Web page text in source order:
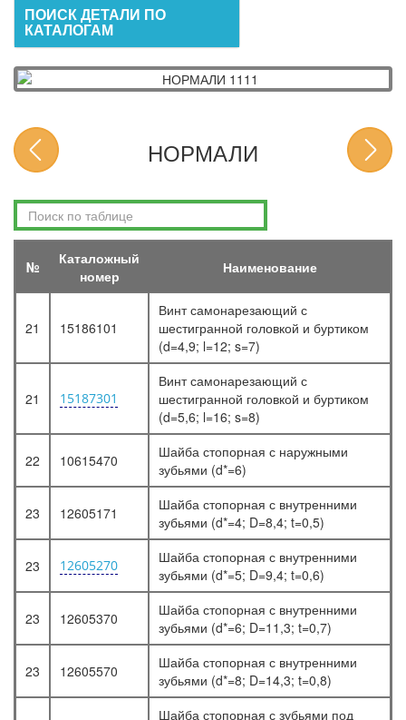
ПОИСК ДЕТАЛИ ПО
КАТАЛОГАМ
НОРМАЛИ
№
Каталожный
номер
Наименование
21 15186101
Винт самонарезающий с
шестигранной головкой и буртиком
(d=4,9; l=12; s=7)
21 15187301
Винт самонарезающий с
шестигранной головкой и буртиком
(d=5,6; l=16; s=8)
22 10615470
Шайба стопорная с наружными
зубьями (d*=6)
23 12605171
Шайба стопорная с внутренними
зубьями (d*=4; D=8,4; t=0,5)
23 12605270
Шайба стопорная с внутренними
зубьями (d*=5; D=9,4; t=0,6)
23 12605370
Шайба стопорная с внутренними
зубьями (d*=6; D=11,3; t=0,7)
23 12605570
Шайба стопорная с внутренними
зубьями (d*=8; D=14,3; t=0,8)
Шайба стопорная с зубьями под